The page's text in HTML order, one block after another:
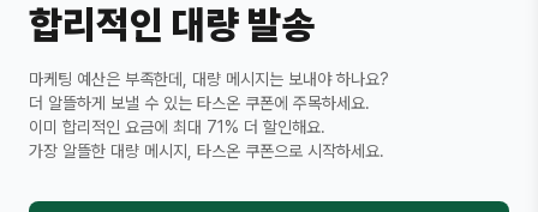
합리적인 대량 발송
마케팅 예산은 부족한데, 대량 메시지는 보내야 하나요?
더 알뜰하게 보낼 수 있는 타스온 쿠폰에 주목하세요.
이미 합리적인 요금에 최대 71% 더 할인해요.
가장 알뜰한 대량 메시지, 타스온 쿠폰으로 시작하세요.